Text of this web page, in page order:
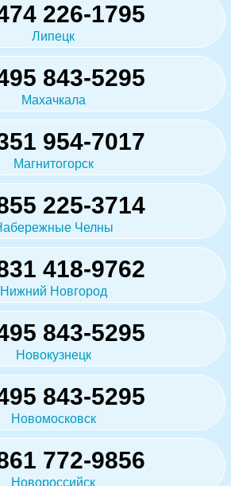
226-1795
Липецк
843-5295
Махачкала
954-7017
Магнитогорск
225-3714
Челны
418-9762
Нижний Новгород
843-5295
Новокузнецк
843-5295
Новомосковск
772-9856
Новороссийск